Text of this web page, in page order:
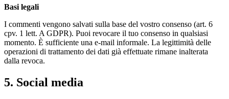
Basi legali
I commenti vengono salvati sulla base del vostro consenso (art. 6
cpv. 1 lett. A GDPR). Puoi revocare il tuo consenso in qualsiasi
momento. È sufficiente una e-mail informale. La legittimità delle
operazioni di trattamento dei dati già effettuate rimane inalterata
dalla revoca.
5. Social media